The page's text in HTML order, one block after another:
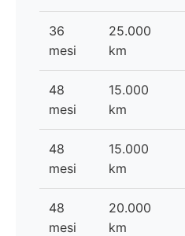
36
mesi
25.000
km
48
mesi
15.000
km
48
mesi
15.000
km
48
mesi
20.000
km